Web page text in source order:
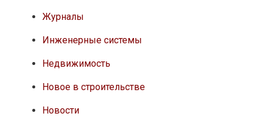
Журналы
Инженерные системы
Недвижимость
Новое в строительстве
Новости